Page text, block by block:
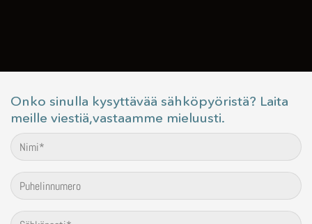
Onko sinulla kysyttävää sähköpyöristä? Laita
meille viestiä,vastaamme mieluusti.